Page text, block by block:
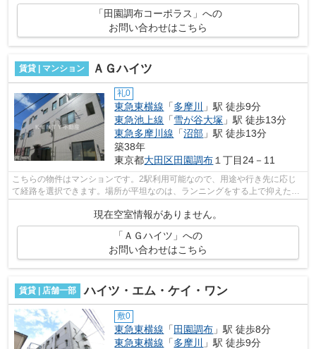
「田園調布コーポラス」への
お問い合わせはこちら
賃貸 | マンション ＡＧハイツ
礼0
東急東横線 「多摩川
」駅 徒歩9分
東急池上線 「雪が谷大塚 」駅 徒歩13分
東急多摩川線 「沼部 」駅 徒歩13分
築38年
東京都大田区田園調布 １丁目24－11
こちらの物件はマンションです。2駅利用可能なので、用途や行き先に応じ
て経路を選択できます。場所が平坦なのは、ランニングをする上で抑えたい
ポイントですね。幅広い層に好評な、駅...
現在空室情報がありません。
「ＡＧハイツ」への
お問い合わせはこちら
賃貸 | 店舗一部 ハイツ・エム・ケイ・ワン
敷0
東急東横線 「田園調布 」駅 徒歩8分
東急東横線 「多摩川 」駅 徒歩9分